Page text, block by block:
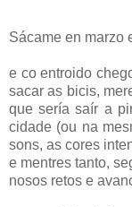
Sácame en marzo
e co entroido
sacar as bicis,
que sería saír a
cidade (ou na
sons, as cores
e mentres tanto,
nosos retos e